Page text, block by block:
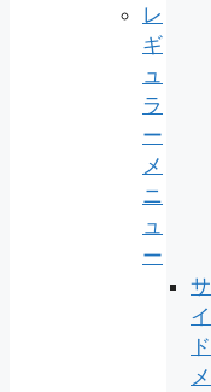
レ
ギ
ュ
ラ
ー
メ
ニ
ュ
ー
サ
イ
ド
メ